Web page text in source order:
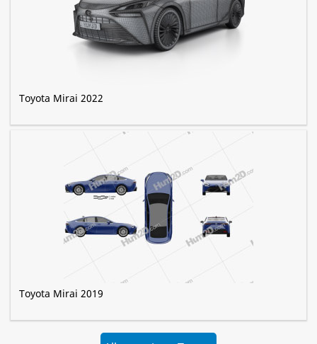
Toyota Mirai 2022
Toyota Mirai 2019